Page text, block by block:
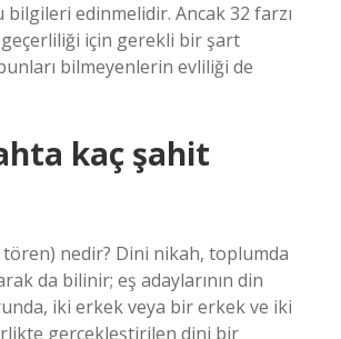
bilgileri edinmelidir. Ancak 32 farzı
için gerekli bir şart
bilmeyenlerin evliliği de
kaç şahit
nedir? Dini nikah, toplumda
da bilinir; eş adaylarının din
iki erkek veya bir erkek ve iki
gerçekleştirilen dini bir